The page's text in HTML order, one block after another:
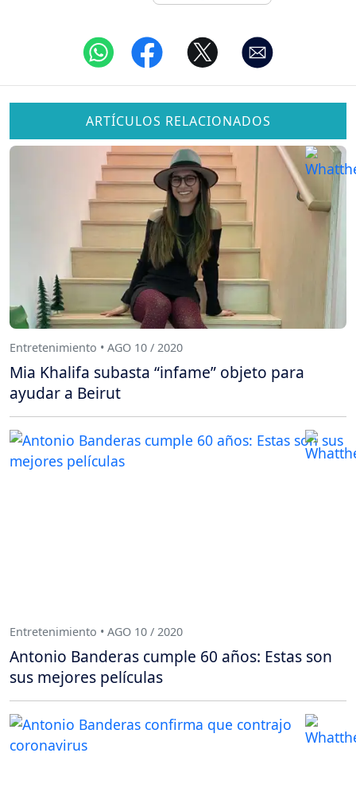
ARTÍCULOS RELACIONADOS
Entretenimiento • AGO 10 / 2020
Mia Khalifa subasta “infame” objeto para
ayudar a Beirut
Entretenimiento • AGO 10 / 2020
Antonio Banderas cumple 60 años: Estas son
sus mejores películas